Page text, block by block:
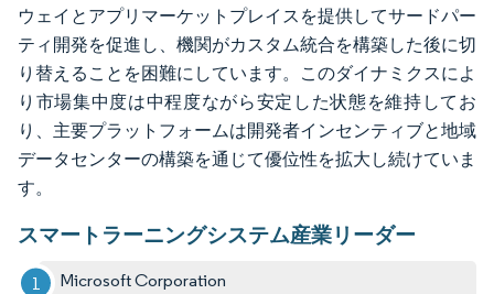
ウェイとアプリマーケットプレイスを提供してサードパー
ティ開発を促進し、機関がカスタム統合を構築した後に切
り替えることを困難にしています。このダイナミクスによ
り市場集中度は中程度ながら安定した状態を維持してお
り、主要プラットフォームは開発者インセンティブと地域
データセンターの構築を通じて優位性を拡大し続けていま
す。
スマートラーニングシステム産業リーダー
Microsoft Corporation